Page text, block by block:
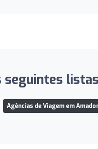
seguintes
Agências de Viagem em